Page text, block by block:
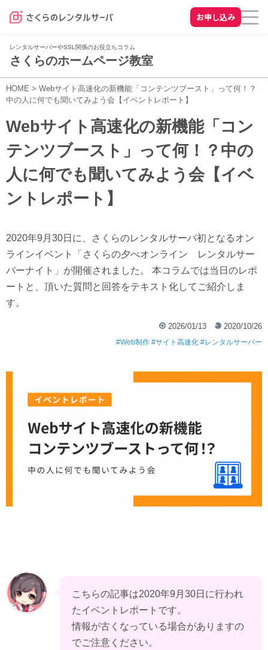
お申し込み
レンタルサーバーやSSL関係のお役立ちコラム
さくらのホームページ教室
HOME > Webサイト高速化の新機能「コンテンツブースト」って何！？
中の人に何でも聞いてみよう会【イベントレポート】
Webサイト高速化の新機能「コン
テンツブースト」って何！？中の
人に何でも聞いてみよう会【イベ
ントレポート】
2020年9月30日に、さくらのレンタルサーバ初となるオン
ラインイベント「さくらの夕べオンライン レンタルサー
バーナイト」が開催されました。 本コラムでは当日のレポ
ートと、頂いた質問と回答をテキスト化してご紹介しま
す。
2026/01/13 2020/10/26
Web制作 サイト高速化 レンタルサーバー
こちらの記事は2020年9月30日に行われ
たイベントレポートです。
情報が古くなっている場合がありますの
でご注意ください。